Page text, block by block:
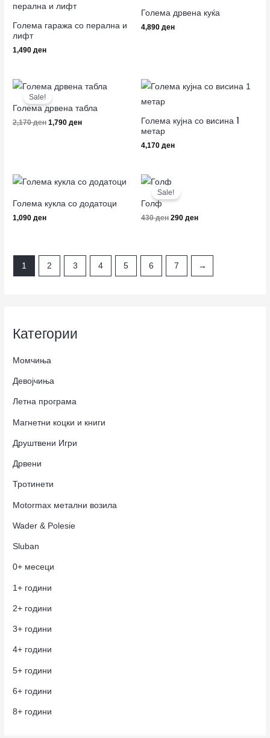
Категории
Момчиња
Девојчиња
Летна програма
Магнетни коцки и книги
Друштвени Игри
Дрвени
Тротинети
Motormax метални возила
Wader & Polesie
Sluban
0+ месеци
1+ години
2+ години
3+ години
4+ години
5+ години
6+ години
8+ години
Голема гаража со перална и
лифт
1,490ден
Голема дрвена куќа
4,890 ден
Sale!
Голема дрвена табла
2,170ден
Original
price
was:
2,170 ден.
1,790ден
Current
1,790 ден.
Голема кујна со висина 1
метар
4,170 ден
Голема кукла со додатоци
1,090ден
Sale!
Голф
430ден
Original
price
was:
290 ден
1 2 3 4 5 6 7 →